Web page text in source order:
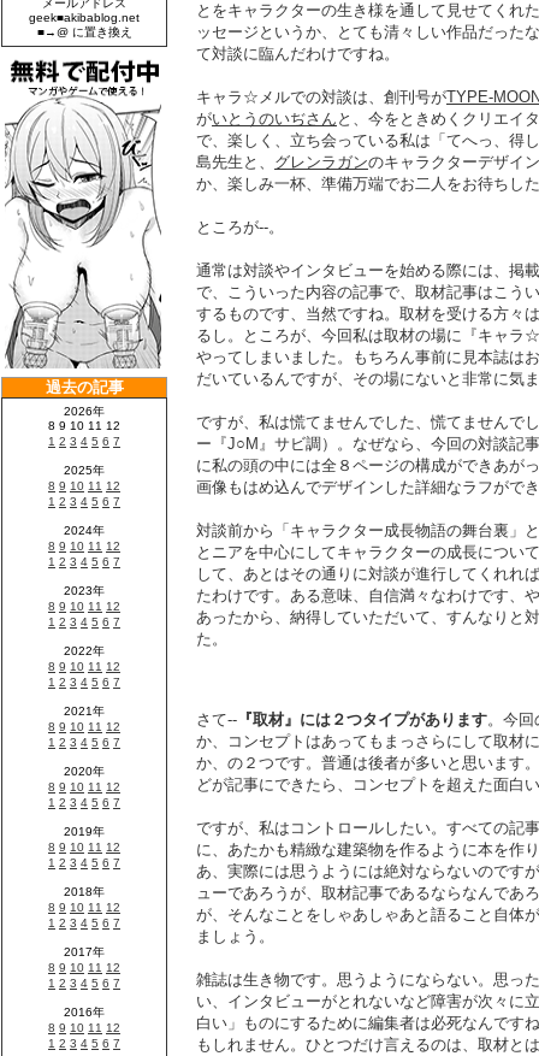
とをキャラクターの生き様を通して見せてくれ
ッセージというか、とても清々しい作品だった
て対談に臨んだわけですね。
キャラ☆メルでの対談は、創刊号がTYPE-
がいとうのいぢさん と、今をときめくクリエイ
で、楽しく、立ち会っている私は「てへっ、得
島先生と、 グレンラガンのキャラクターデザイ
か、楽しみ一杯、準備万端でお二人をお待ちし
ところが--。
通常は対談やインタビューを始める際には、掲
で、こういった内容の記事で、取材記事はこう
するものです、当然ですね。取材を受ける方々
るし。ところが、今回私は取材の場に『キャラ
やってしまいました。もちろん事前に見本誌は
だいているんですが、その場にないと非常に気
ですが、私は慌てませんでした、慌てませんで
ー『J○M』サビ調）。なぜなら、今回の対談記
に私の頭の中には全８ページの構成ができあが
画像もはめ込んでデザインした詳細なラフがで
対談前から「キャラクター成長物語の舞台裏」
とニアを中心にしてキャラクターの成長につい
して、あとはその通りに対談が進行してくれれ
たわけです。ある意味、自信満々なわけです、
あったから、納得していただいて、すんなりと
た。
さて-- 『取材』には２つタイプがあります。今回
か、コンセプトはあってもまっさらにして取材
か、の２つです。普通は後者が多いと思います
どが記事にできたら、コンセプトを超えた面白
ですが、私はコントロールしたい。すべての記
に、あたかも精緻な建築物を作るように本を作
あ、実際には思うようには絶対ならないのです
ューであろうが、取材記事であるならなんであ
が、そんなことをしゃあしゃあと語ること自体
ましょう。
雑誌は生き物です。思うようにならない。思っ
い、インタビューがとれないなど障害が次々に
白い」ものにするために編集者は必死なんです
もしれません。ひとつだけ言えるのは、取材と